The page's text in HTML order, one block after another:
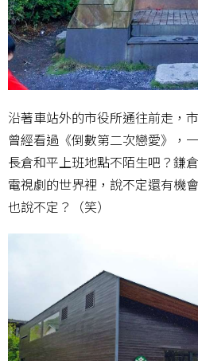
沿著車站外的市役所通往前走，
曾經看過《倒數第二次戀愛》，
長倉和平上班地點不陌生吧？鎌
電視劇的世界裡，說不定還有機
也說不定？（笑）